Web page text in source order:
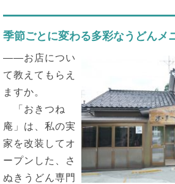
季節ごとに変わる多彩なうどんメ
――お店につい
て教えてもらえ
ますか。
「おきつね
庵」は、私の実
家を改装してオ
ープンした、さ
ぬきうどん専門